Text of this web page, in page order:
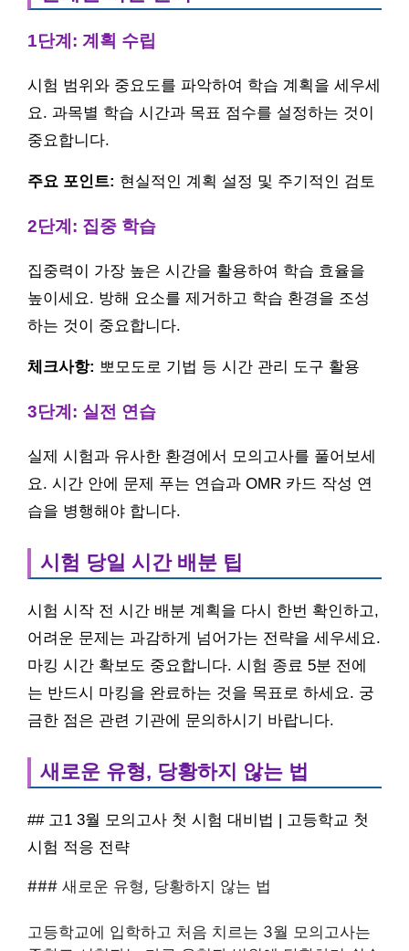
1단계: 계획 수립
시험 범위와 중요도를 파악하여 학습 계획을 세우세
요. 과목별 학습 시간과 목표 점수를 설정하는 것이
중요합니다.
주요 포인트: 현실적인 계획 설정 및 주기적인 검토
2단계: 집중 학습
집중력이 가장 높은 시간을 활용하여 학습 효율을
높이세요. 방해 요소를 제거하고 학습 환경을 조성
하는 것이 중요합니다.
체크사항: 뽀모도로 기법 등 시간 관리 도구 활용
3단계: 실전 연습
실제 시험과 유사한 환경에서 모의고사를 풀어보세
요. 시간 안에 문제 푸는 연습과 OMR 카드 작성 연
습을 병행해야 합니다.
시험 당일 시간 배분 팁
시험 시작 전 시간 배분 계획을 다시 한번 확인하고,
어려운 문제는 과감하게 넘어가는 전략을 세우세요.
마킹 시간 확보도 중요합니다. 시험 종료 5분 전에
는 반드시 마킹을 완료하는 것을 목표로 하세요. 궁
금한 점은 관련 기관에 문의하시기 바랍니다.
새로운 유형, 당황하지 않는 법
## 고1 3월 모의고사 첫 시험 대비법 | 고등학교 첫
시험 적응 전략
### 새로운 유형, 당황하지 않는 법
고등학교에 입학하고 처음 치르는 3월 모의고사는